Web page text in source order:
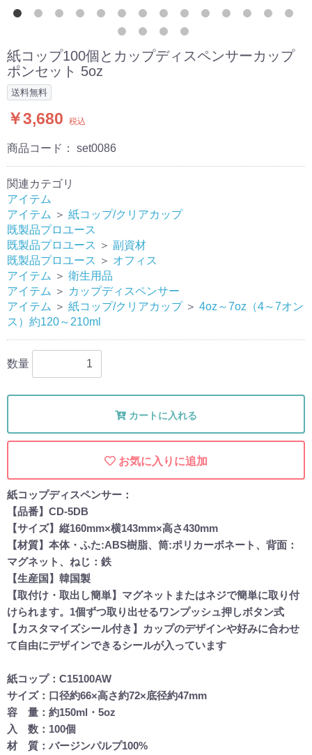
紙コップ100個とカップディスペンサーカップ
ポンセット 5oz
送料無料
￥3,680 税込
商品コード： set0086
関連カテゴリ
アイテム
アイテム ＞ 紙コップ/クリアカップ
既製品プロユース
既製品プロユース ＞ 副資材
既製品プロユース ＞ オフィス
アイテム ＞ 衛生用品
アイテム ＞ カップディスペンサー
アイテム ＞ 紙コップ/クリアカップ ＞ 4oz～7oz（4～7オン
ス）約120～210ml
数量
カートに入れる
お気に入りに追加
紙コップディスペンサー：
【品番】CD-5DB
【サイズ】縦160mm×横143mm×高さ430mm
【材質】本体・ふた:ABS樹脂、筒:ポリカーボネート、背面：
マグネット、ねじ：鉄
【生産国】韓国製
【取付け・取出し簡単】マグネットまたはネジで簡単に取り付
けられます。1個ずつ取り出せるワンプッシュ押しボタン式
【カスタマイズシール付き】カップのデザインや好みに合わせ
て自由にデザインできるシールが入っています
紙コップ：C15100AW
サイズ：口径約66×高さ約72×底径約47mm
容 量：約150ml・5oz
入 数：100個
材 質：バージンパルプ100%